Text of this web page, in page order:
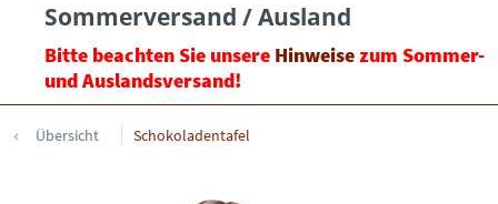
Sommerversand / Ausland
Bitte beachten Sie unsere Hinweisezum Sommer-
und Auslandsversand!
Übersicht Schokoladentafel